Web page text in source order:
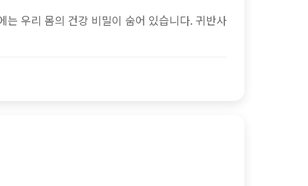
우리 몸의 건강 비밀이 숨어 있습니다. 귀반사